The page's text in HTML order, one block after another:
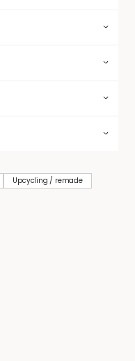
Upcycling / remade